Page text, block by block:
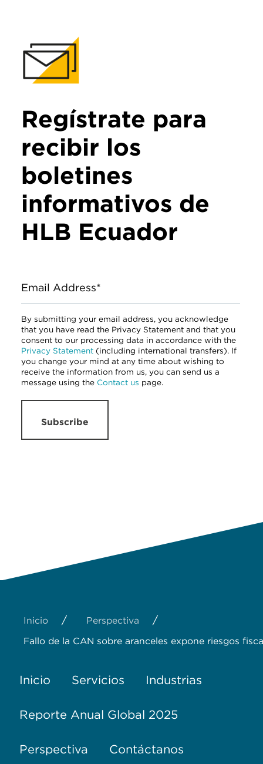
Regístrate para
recibir los
boletines
informativos de
HLB Ecuador
Email Address*
By submitting your email address, you acknowledge
that you have read the Privacy Statement and that you
consent to our processing data in accordance with the
Privacy Statement (including international transfers). If
you change your mind at any time about wishing to
receive the information from us, you can send us a
message using the Contact us page.
Subscribe
Inicio / Perspectiva /
Fallo de la CAN sobre aranceles expone riesgos
Inicio Servicios Industrias
Reporte Anual Global 2025
Perspectiva Contáctanos